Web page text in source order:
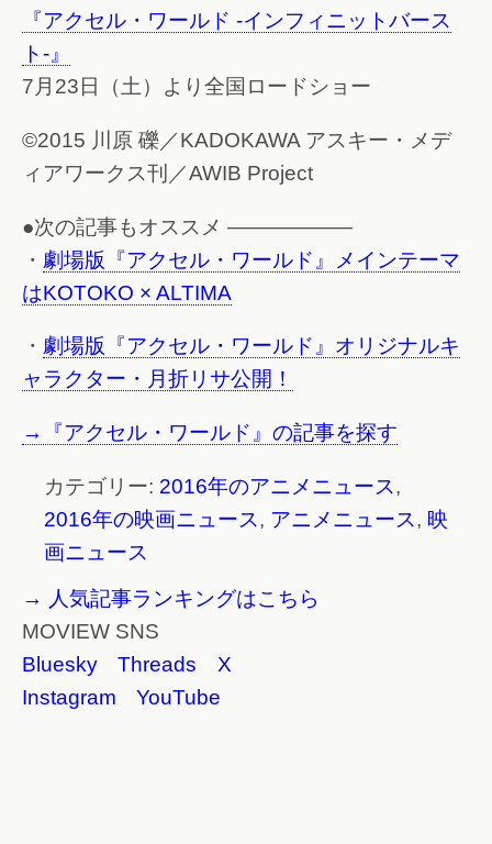
『アクセル・ワールド -インフィニットバース
ト-』
7月23日（土）より全国ロードショー
©2015 川原 礫／KADOKAWA アスキー・メデ
ィアワークス刊／AWIB Project
●次の記事もオススメ ——————
・ 劇場版『アクセル・ワールド』メインテーマ
はKOTOKO × ALTIMA
・ 劇場版『アクセル・ワールド』オリジナルキ
ャラクター・月折リサ公開！
→『アクセル・ワールド』の記事を探す
カテゴリー: 2016年のアニメニュース,
2016年の映画ニュース, アニメニュース, 映
画ニュース
→ 人気記事ランキングはこちら
MOVIEW SNS
Bluesky
Threads
X
Instagram
YouTube